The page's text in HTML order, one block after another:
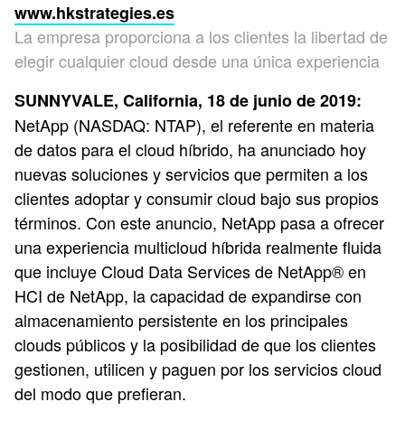
www.hkstrategies.es
La empresa proporciona a los clientes la libertad de
elegir cualquier cloud desde una única experiencia
SUNNYVALE, California, 18 de junio de 2019:
NetApp (NASDAQ: NTAP), el referente en materia
de datos para el cloud híbrido, ha anunciado hoy
nuevas soluciones y servicios que permiten a los
clientes adoptar y consumir cloud bajo sus propios
términos. Con este anuncio, NetApp pasa a ofrecer
una experiencia multicloud híbrida realmente fluida
que incluye Cloud Data Services de NetApp® en
HCI de NetApp, la capacidad de expandirse con
almacenamiento persistente en los principales
clouds públicos y la posibilidad de que los clientes
gestionen, utilicen y paguen por los servicios cloud
del modo que prefieran.